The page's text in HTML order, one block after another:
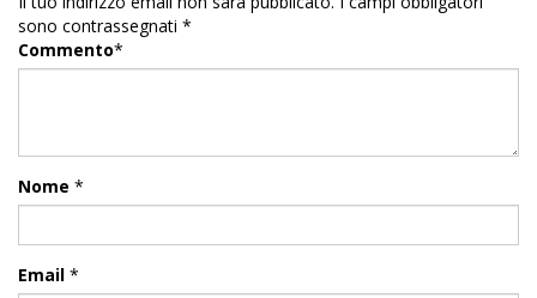
sono contrassegnati *
Commento*
Nome *
Email *